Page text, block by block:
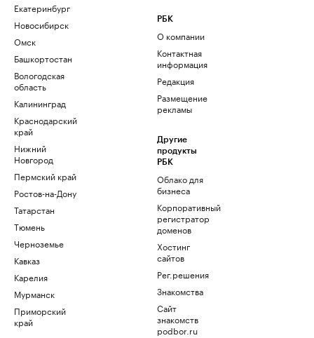
Екатеринбург
Новосибирск
Омск
Башкортостан
Вологодская
область
Калининград
Краснодарский
край
Нижний
Новгород
Пермский край
Ростов-на-Дону
Татарстан
Тюмень
Черноземье
Кавказ
Карелия
Мурманск
Приморский
край
РБК
О компании
Контактная
информация
Редакция
Размещение
рекламы
Другие
продукты
РБК
Облако для
бизнеса
Корпоративный
регистратор
доменов
Хостинг
сайтов
Рег.решения
Знакомства
Сайт
знакомств
podbor.ru